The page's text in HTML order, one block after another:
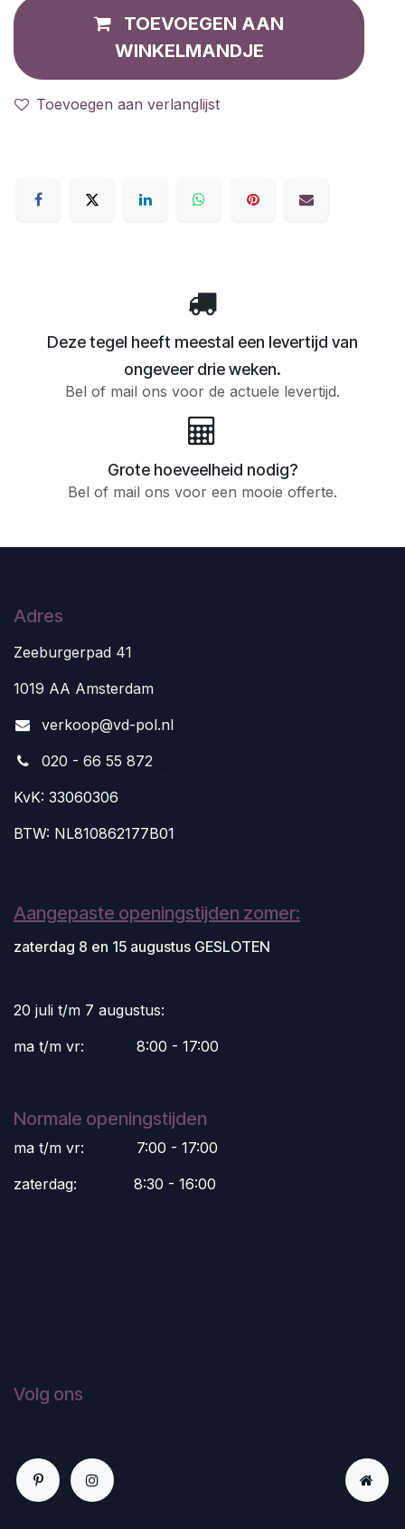
TOEVOEGEN AAN
WINKELMANDJE
Toevoegen aan verlanglijst
Deze tegel heeft meestal een levertijd van
ongeveer drie weken.
Bel of mail ons voor de actuele levertijd.
Grote hoeveelheid nodig?
Bel of mail ons voor een mooie offerte.
Adres
Zeeburgerpad 41
1019 AA Amsterdam
verkoop@vd-pol.nl
020 - 66 55 872
KvK: 33060306
BTW: NL810862177B01
Aangepaste openingstijden zomer:
zaterdag 8 en 15 augustus GESLOTEN
20 juli t/m 7 augustus:
ma t/m vr:
​8:00 - 17:00
Normale openingstijden
ma t/m vr:
​7:00 - 17:00
zaterdag:
​8:30 - 16:00
Volg ons